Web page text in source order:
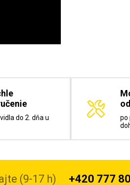
do 2. dňa u
po
(9-17 h)
+420 777